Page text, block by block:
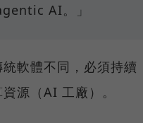
AI。」
軟體不同，必須持
源（AI 工廠）。